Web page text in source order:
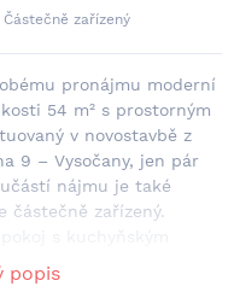
Částečně zařízený
pronájmu moderní
54 m² s prostorným
v novostavbě z
9 – Vysočany, jen pár
nájmu je také
částečně zařízený.
halu, koupelnu s
výhledem do okolí. V
popis